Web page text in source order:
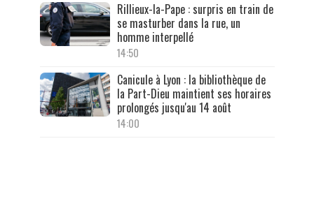
Rillieux-la-Pape : surpris en train de
se masturber dans la rue, un
homme interpellé
14:50
Canicule à Lyon : la bibliothèque de
la Part-Dieu maintient ses horaires
prolongés jusqu'au 14 août
14:00